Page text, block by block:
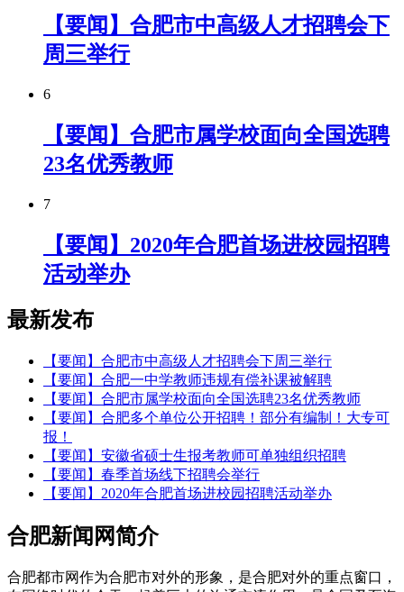
【要闻】合肥市中高级人才招聘会下
周三举行
6
【要闻】合肥市属学校面向全国选聘
23名优秀教师
7
【要闻】2020年合肥首场进校园招聘
活动举办
最新发布
【要闻】合肥市中高级人才招聘会下周三举行
【要闻】合肥一中学教师违规有偿补课被解聘
【要闻】合肥市属学校面向全国选聘23名优秀教师
【要闻】合肥多个单位公开招聘！部分有编制！大专可
报！
【要闻】安徽省硕士生报考教师可单独组织招聘
【要闻】春季首场线下招聘会举行
【要闻】2020年合肥首场进校园招聘活动举办
合肥新闻网简介
合肥都市网作为合肥市对外的形象，是合肥对外的重点窗口，